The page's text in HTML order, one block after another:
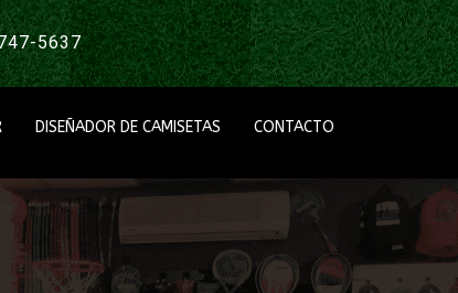
5637
DISEÑADOR DE CAMISETAS CONTACTO